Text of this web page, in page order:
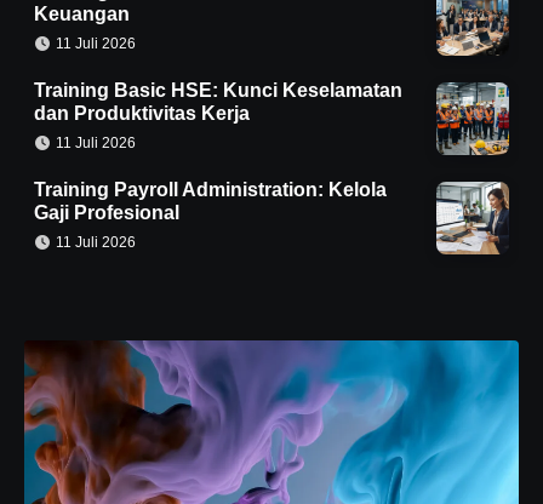
Keuangan
11 Juli 2026
Training Basic HSE: Kunci Keselamatan
dan Produktivitas Kerja
11 Juli 2026
Training Payroll Administration: Kelola
Gaji Profesional
11 Juli 2026